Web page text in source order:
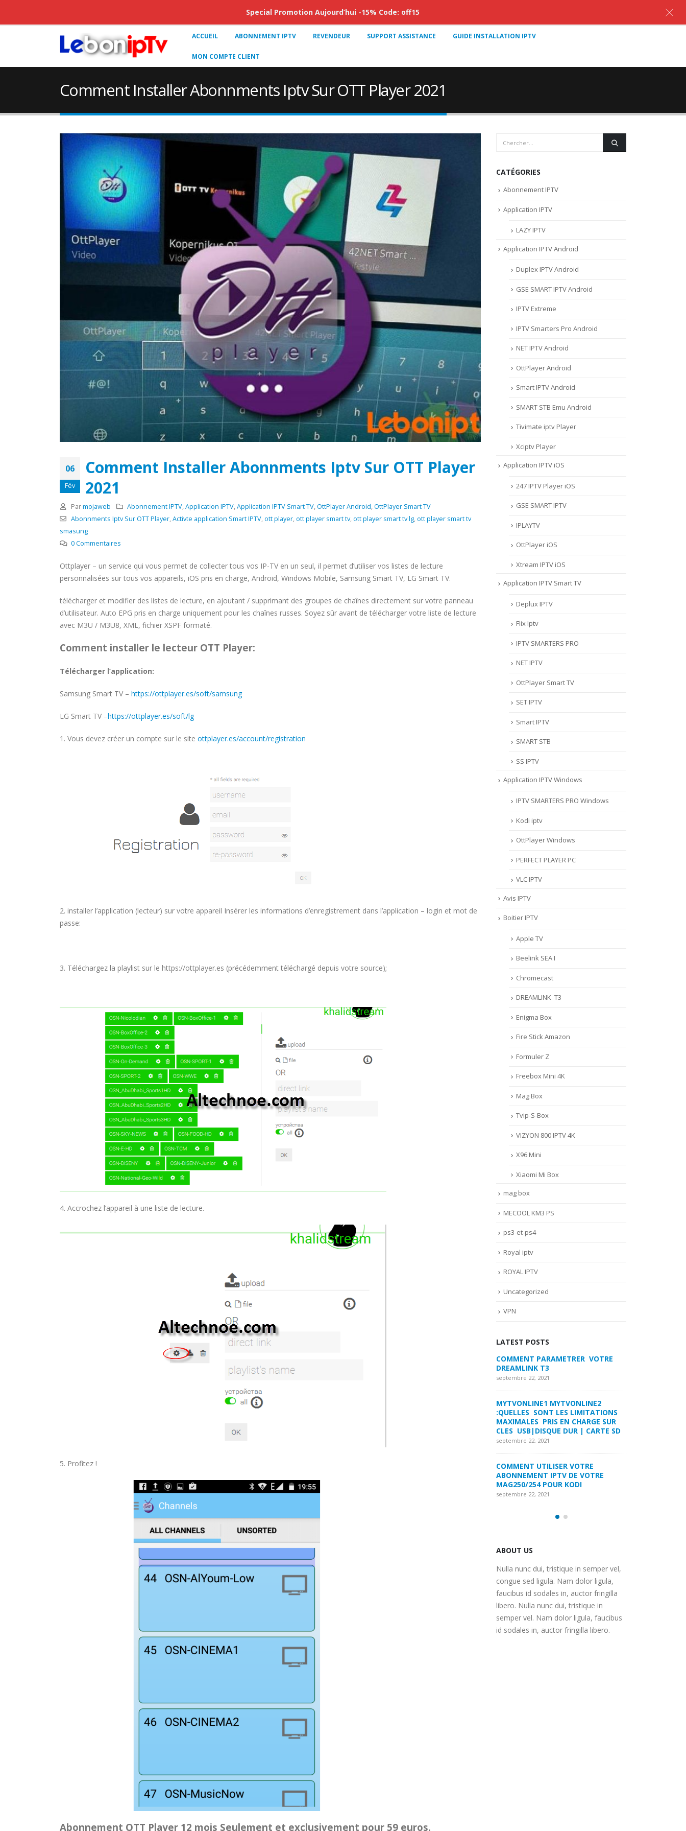
ACCUEIL ABONNEMENT IPTV REVENDEUR SUPPORT ASSISTANCE GUIDE INSTALLATION IPTV
MON COMPTE CLIENT
Comment Installer Abonnments Iptv Sur OTT Player 2021
06
Fév
Comment Installer Abonnments Iptv Sur OTT Player
2021
Par mojaweb Abonnement IPTV,Application IPTV,Application IPTV Smart TV,OttPlayer Android,OttPlayer Smart TV
Abonnments Iptv Sur OTT Player,Activte application Smart IPTV,ott player,ott player smart tv,ott player smart tv lg,ott player smart tv
smasung
0 Commentaires
Ottplayer – un service qui vous permet de collecter tous vos IP-TV en un seul, il permet d’utiliser vos listes de lecture
personnalisées sur tous vos appareils, iOS pris en charge, Android, Windows Mobile, Samsung Smart TV, LG Smart TV.
télécharger et modifier des listes de lecture, en ajoutant / supprimant des groupes de chaînes directement sur votre panneau
d’utilisateur. Auto EPG pris en charge uniquement pour les chaînes russes. Soyez sûr avant de télécharger votre liste de lecture
avec M3U / M3U8, XML, fichier XSPF formaté.
Comment installer le lecteur OTT Player:
Télécharger l’application:
Samsung Smart TV – https://ottplayer.es/soft/samsung
LG Smart TV –https://ottplayer.es/soft/lg
1. Vous devez créer un compte sur le site ottplayer.es/account/registration
2. installer l’application (lecteur) sur votre appareil Insérer les informations d’enregistrement dans l’application – login et mot de
passe:
3. Téléchargez la playlist sur le https://ottplayer.es (précédemment téléchargé depuis votre source);
4. Accrochez l’appareil à une liste de lecture.
5. Profitez !
Abonnement OTT Player 12 mois Seulement et exclusivement pour 59 euros.
CATÉGORIES
Abonnement IPTV
Application IPTV
LAZY IPTV
Application IPTV Android
Duplex IPTV Android
GSE SMART IPTV Android
IPTV Extreme
IPTV Smarters Pro Android
NET IPTV Android
OttPlayer Android
Smart IPTV Android
SMART STB Emu Android
Tivimate iptv Player
Xciptv Player
Application IPTV iOS
247 IPTV Player iOS
‎GSE SMART IPTV
IPLAYTV
OttPlayer iOS
Xtream IPTV iOS
Application IPTV Smart TV
Deplux IPTV
Flix Iptv
IPTV SMARTERS PRO
NET IPTV
OttPlayer Smart TV
SET IPTV
Smart IPTV
SMART STB
SS IPTV
Application IPTV Windows
IPTV SMARTERS PRO Windows
Kodi iptv
OttPlayer Windows
PERFECT PLAYER PC
VLC IPTV
Avis IPTV
Boitier IPTV
Apple TV
Beelink SEA I
Chromecast
DREAMLINK T3
Enigma Box
Fire Stick Amazon
Formuler Z
Freebox Mini 4K
Mag Box
Tvip-S-Box
VIZYON 800 IPTV 4K
X96 Mini
Xiaomi Mi Box
mag box
MECOOL KM3 PS
ps3-et-ps4
Royal iptv
ROYAL IPTV
Uncategorized
VPN
LATEST POSTS
COMMENT PARAMETRER VOTRE
CLES USB|DISQUE DUR | CARTE SD
MAG250/254 POUR KODI
septembre 22, 2021
VERROUILLAGE DES FAVORIS AVEC
LA FORMULER Z8 ET Z ALPHA
SURVEILLANCE VOD?
CONNECTION INTERNET
septembre 22, 2021
MYTVONLINE2 :CONFIGURATION ET
VERROUILLAGE DES FAVORIS AVEC
LA FORMULER Z8 ET Z ALPHA
COMMENT SUPPRIMER
L’HISTORIQUE DES LISTES DE
SURVEILLANCE VOD?
septembre 22, 2021
FREEBOX : CHANGER DE CANAL WIFI
POUR OPTIMISER VOTRE
CONNECTION INTERNET
septembre 22, 2021
ABOUT US
Nulla nunc dui, tristique in semper vel,
congue sed ligula. Nam dolor ligula,
faucibus id sodales in, auctor fringilla
libero. Nulla nunc dui, tristique in
semper vel. Nam dolor ligula, faucibus
id sodales in, auctor fringilla libero.
Special Promotion Aujourd’hui -15% Code: off15